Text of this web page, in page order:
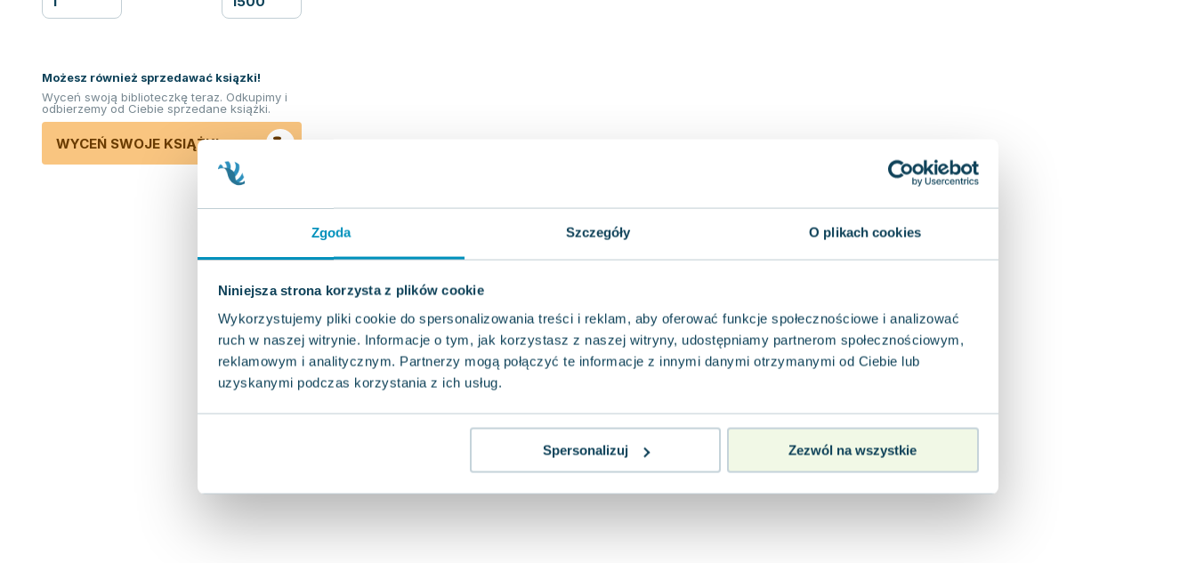
Zgoda Szczegóły O plikach cookies
Niniejsza strona korzysta z plików cookie
Wykorzystujemy pliki cookie do spersonalizowania treści i reklam, aby oferować funkcje społecznościowe i analizować
ruch w naszej witrynie. Informacje o tym, jak korzystasz z naszej witryny, udostępniamy partnerom społecznościowym,
reklamowym i analitycznym. Partnerzy mogą połączyć te informacje z innymi danymi otrzymanymi od Ciebie lub
uzyskanymi podczas korzystania z ich usług.
Spersonalizuj Zezwól na wszystkie
Możesz również sprzedawać ksiązki!
Wyceń swoją biblioteczkę teraz. Odkupimy i
odbierzemy od Ciebie sprzedane książki.
WYCEŃ SWOJE KSIĄŻKI